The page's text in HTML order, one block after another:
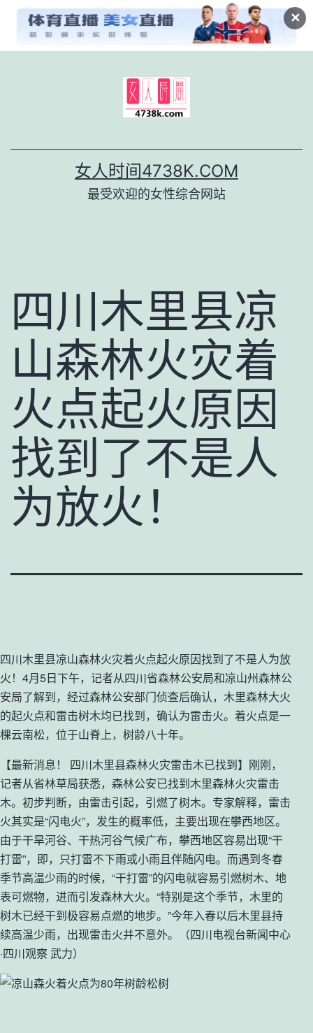
✕
女人时间4738K.COM
最受欢迎的女性综合网站
四川木里县凉
山森林火灾着
火点起火原因
找到了不是人
为放火！
四川木里县凉山森林火灾着火点起火原因找到了不是人为放
火！4月5日下午，记者从四川省森林公安局和凉山州森林公
安局了解到，经过森林公安部门侦查后确认，木里森林大火
的起火点和雷击树木均已找到，确认为雷击火。着火点是一
棵云南松，位于山脊上，树龄八十年。
【最新消息！ 四川木里县森林火灾雷击木已找到】刚刚，
记者从省林草局获悉，森林公安已找到木里森林火灾雷击
木。初步判断，由雷击引起，引燃了树木。专家解释，雷击
火其实是“闪电火”，发生的概率低，主要出现在攀西地区。
由于干旱河谷、干热河谷气候广布，攀西地区容易出现“干
打雷”，即，只打雷不下雨或小雨且伴随闪电。而遇到冬春
季节高温少雨的时候，“干打雷”的闪电就容易引燃树木、地
表可燃物，进而引发森林大火。“特别是这个季节，木里的
树木已经干到极容易点燃的地步。”今年入春以后木里县持
续高温少雨，出现雷击火并不意外。（四川电视台新闻中心
·四川观察 武力）